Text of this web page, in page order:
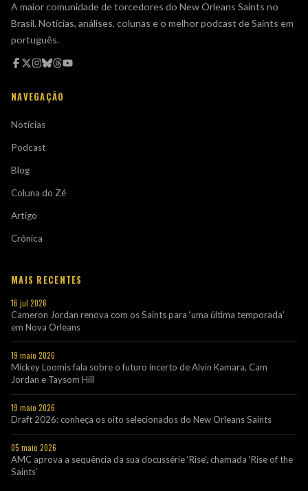
A maior comunidade de torcedores do New Orleans Saints no
Brasil. Notícias, análises, colunas e o melhor podcast de Saints em
português.
NAVEGAÇÃO
Notícias
Podcast
Blog
Coluna do Zé
Artigo
Crônica
MAIS RECENTES
16 jul 2026
Cameron Jordan renova com os Saints para ‘uma última temporada’
em Nova Orleans
19 maio 2026
Mickey Loomis fala sobre o futuro incerto de Alvin Kamara, Cam
Jordan e Taysom Hill
19 maio 2026
Draft 2026: conheça os oito selecionados do New Orleans Saints
05 maio 2026
AMC aprova a sequência da sua docussérie ‘Rise’, chamada ‘Rise of the
Saints’